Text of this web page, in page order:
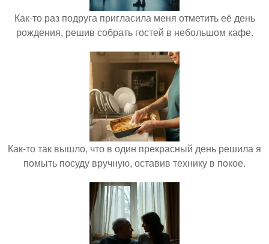
Как-то раз подруга пригласила меня отметить её день
рождения, решив собрать гостей в небольшом кафе.
Как-то так вышло, что в один прекрасный день решила я
помыть посуду вручную, оставив технику в покое.